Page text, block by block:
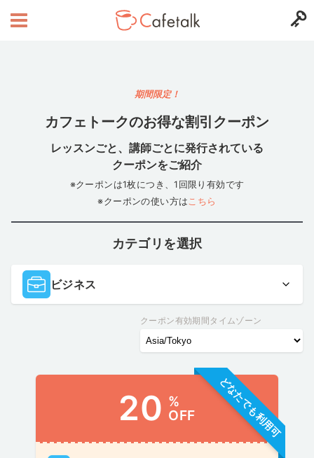
期間限定！
カフェトークのお得な割引クーポン
レッスンごと、講師ごとに発行されている
クーポンをご紹介
※クーポンは1枚につき、1回限り有効です
※クーポンの使い方は こちら
カテゴリを選択
ビジネス
クーポン有効期間タイムゾーン
どなたでも利用可
20 %
OFF